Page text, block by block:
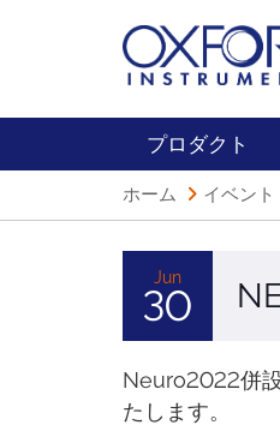
プロダクト
ホーム イベント
Jun
30
Neuro2022併
たします。